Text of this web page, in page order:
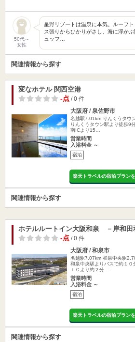
50代～
女性
星野リゾートは温泉に本気。ルーフ
ス張りからひかりがさし、海に浮か
ュッフ…
関連情報から探す
変なホテル 関西空港
-点/ 0 件
大阪府 / 泉佐野市
名越駅7.01km りんくうタウ
りんくうタウン駅より徒歩9
南ICより15…
営業時間
入浴料金 ～
宿泊
楽天トラベルの宿泊プラン
関連情報から探す
ホテルルートイン大阪和泉 －岸和田
-点/ 0 件
大阪府 / 和泉市
名越駅7.07km 和泉中央駅
和泉中央駅よりバスで約１
ＩＣより約２分…
営業時間
入浴料金 ～
宿泊
楽天トラベルの宿泊プラン
関連情報から探す